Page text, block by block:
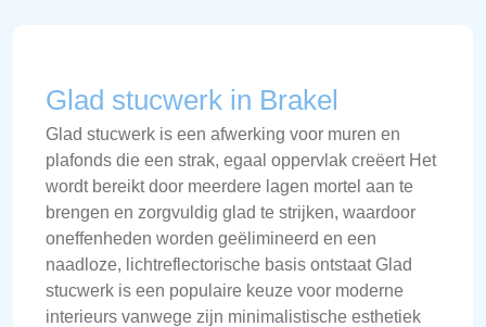
Glad stucwerk in Brakel
Glad stucwerk is een afwerking voor muren en
plafonds die een strak, egaal oppervlak creëert Het
wordt bereikt door meerdere lagen mortel aan te
brengen en zorgvuldig glad te strijken, waardoor
oneffenheden worden geëlimineerd en een
naadloze, lichtreflectorische basis ontstaat Glad
stucwerk is een populaire keuze voor moderne
interieurs vanwege zijn minimalistische esthetiek